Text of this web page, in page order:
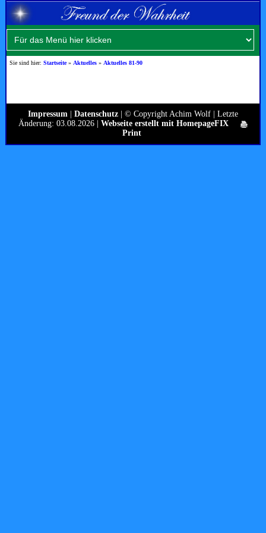
Sie sind hier:Startseite» Aktuelles » Aktuelles 81-90
Impressum Datenschutz | © Copyright Achim Wolf | Letzte
Änderung: 03.08.2026 | Webseite erstellt mit HomepageFIX
Print